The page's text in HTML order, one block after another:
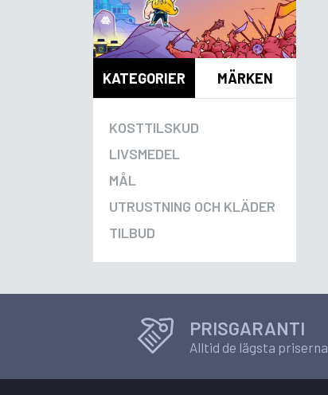
KATEGORIER MÄRKEN
KOSTTILSKUD
LIVSMEDEL
MÅL
UTRUSTNING OCH KLÄDER
TILBUD
PRISGARANTI
Alltid de lägsta priserna